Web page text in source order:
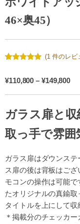
46×奥45）
に基づく
(1 件のレビ
¥110,800 – ¥149,800
ガラス扉と
取っ手で雰囲
ガラス扉はダウンス
ス扉の後は背板はご
モコンの操作は可能
たオリジナルの真鍮
タイトルを上にして収
＊掲載分のチェッカ